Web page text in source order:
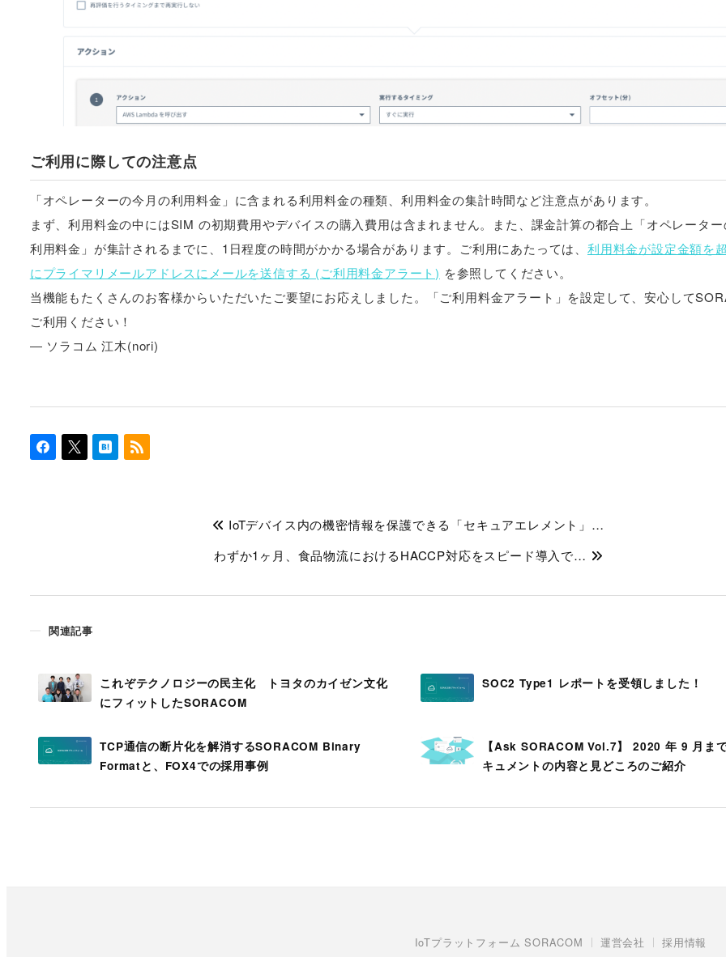
ご利用に際しての注意点
「オペレーターの今月の利用料金」に含まれる利用料金の種類、利用料金の集計時間など注意点があります。
まず、利用料金の中にはSIM の初期費用やデバイスの購入費用は含まれません。また、課金計算の都合上「オペレータ
利用料金」が集計されるまでに、1日程度の時間がかかる場合があります。ご利用にあたっては、 利用料金が設定金額を
にプライマリメールアドレスにメールを送信する (ご利用料金アラート) を参照してください。
当機能もたくさんのお客様からいただいたご要望にお応えしました。「ご利用料金アラート」を設定して、安心して
ご利用ください！
― ソラコム 江木(nori)
関連記事
これぞテクノロジーの民主化 トヨタのカイゼン文化
にフィットしたSORACOM
SOC2 Type1 レポートを受領しました！
TCP通信の断片化を解消するSORACOM Binary
Formatと、FOX4での採用事例
【Ask SORACOM Vol.7】 2020 年 9 月ま
キュメントの内容と見どころのご紹介
IoTデバイス内の機密情報を保護できる「セキュアエレメント」…
わずか1ヶ月、食品物流におけるHACCP対応をスピード導入で…
IoTプラットフォーム SORACOM 運営会社 採用情報